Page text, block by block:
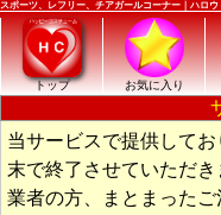
スポーツ、レフリー、チアガールコーナー｜ハロ
トップ お気に入り
当サービスで提供して
末で終了させていただき
業者の方、まとまったご